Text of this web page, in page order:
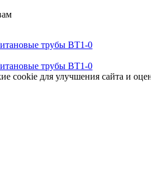
трубы ВТ1-0
трубы ВТ1-0
cookie для улучшения сайта и